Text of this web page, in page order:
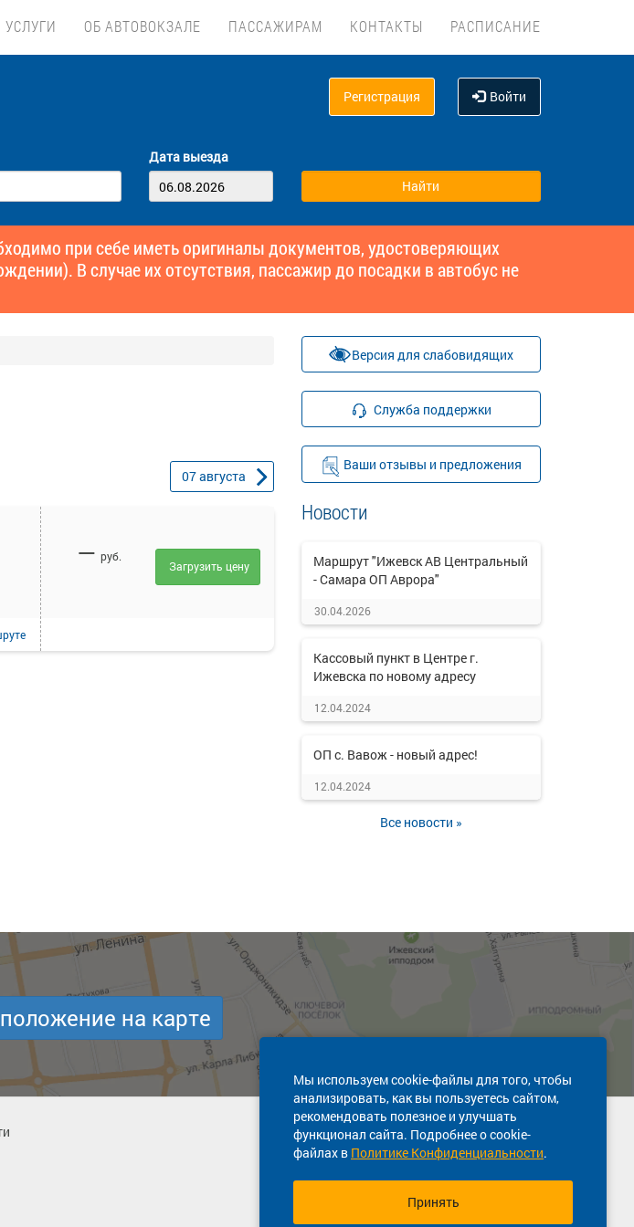
УСЛУГИ ОБ АВТОВОКЗАЛЕ ПАССАЖИРАМ КОНТАКТЫ РАСПИСАНИЕ
Регистрация Войти
Дата выезда
при себе иметь оригиналы документов, удостоверяющих
В случае их отсутствия, пассажир до посадки в автобус не
07августа
— руб.
Загрузить цену
Версия для слабовидящих
Служба поддержки
Ваши отзывы и предложения
Новости
Маршрут "Ижевск АВ Центральный
- Самара ОП Аврора"
30.04.2026
Кассовый пункт в Центре г.
Ижевска по новому адресу
12.04.2024
ОП с. Вавож - новый адрес!
12.04.2024
Все новости »
Мы используем cookie-файлы для того, чтобы
анализировать, как вы пользуетесь сайтом,
рекомендовать полезное и улучшать
функционал сайта. Подробнее о cookie-
файлах в Политике Конфиденциальности.
Принять
на карте
Техническая поддержка сайта
8 800 600-03-38